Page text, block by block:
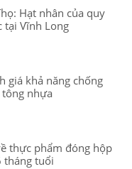
Hạt nhân của quy
tại Vĩnh Long
giá khả năng chống
nhựa
thực phẩm đóng hộp
tháng tuổi